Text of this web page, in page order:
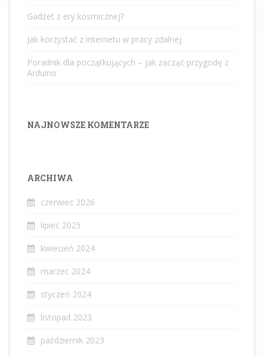
Gadżet z ery kosmicznej?
Jak korzystać z internetu w pracy zdalnej
Poradnik dla początkujących – jak zacząć przygodę z
Arduino
NAJNOWSZE KOMENTARZE
ARCHIWA
czerwiec 2026
lipiec 2025
kwiecień 2024
marzec 2024
styczeń 2024
listopad 2023
październik 2023